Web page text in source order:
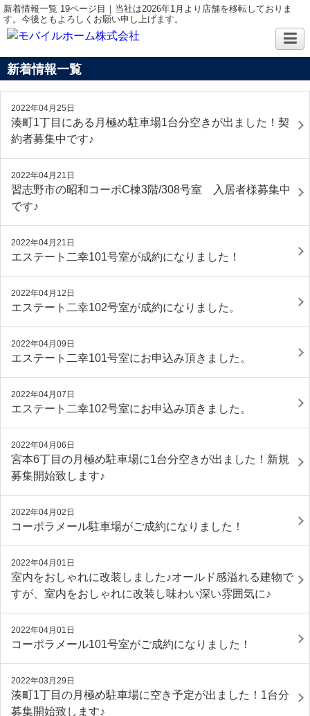
新着情報一覧 19ページ目｜当社は2026年1月より店舗を移転しておりま
す。今後ともよろしくお願い申し上げます。
新着情報一覧
2022年04月25日
湊町1丁目にある月極め駐車場1台分空きが出ました！契
約者募集中です♪
2022年04月21日
習志野市の昭和コーポC棟3階/308号室 入居者様募集中
です♪
2022年04月21日
エステート二幸101号室が成約になりました！
2022年04月12日
エステート二幸102号室が成約になりました。
2022年04月09日
エステート二幸101号室にお申込み頂きました。
2022年04月07日
エステート二幸102号室にお申込み頂きました。
2022年04月06日
宮本6丁目の月極め駐車場に1台分空きが出ました！新規
募集開始致します♪
2022年04月02日
コーポラメール駐車場がご成約になりました！
2022年04月01日
室内をおしゃれに改装しました♪オールド感溢れる建物で
すが、室内をおしゃれに改装し味わい深い雰囲気に♪
2022年04月01日
コーポラメール101号室がご成約になりました！
2022年03月29日
湊町1丁目の月極め駐車場に空き予定が出ました！1台分
募集開始致します♪